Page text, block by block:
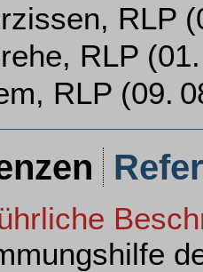
RLP
RLP
RLP (09.